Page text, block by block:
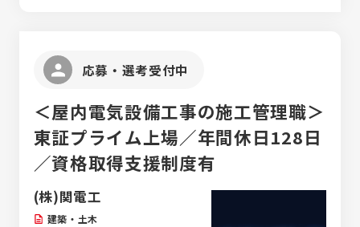
応募・選考受付中
＜屋内電気設備工事の施工管理職＞
東証プライム上場／年間休日128日
／資格取得支援制度有
(株)関電工
建築・土木